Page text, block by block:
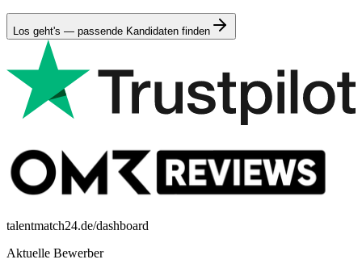
Los geht's — passende Kandidaten finden
talentmatch24.de/dashboard
Aktuelle Bewerber